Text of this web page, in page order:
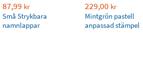
87,99 kr
Små Strykbara
namnlappar
229,00 kr
Mintgrön pastell
anpassad stämpel